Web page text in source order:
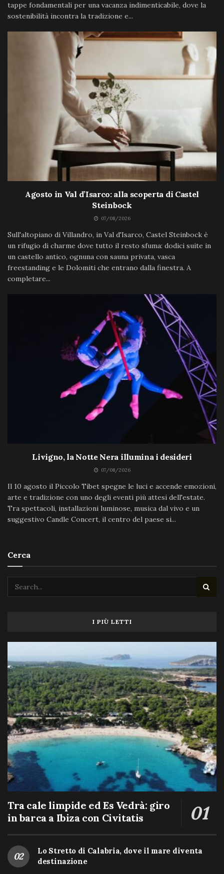
tappe fondamentali per una vacanza indimenticabile, dove la
sostenibilità incontra la tradizione e...
Agosto in Val d’Isarco: alla scoperta di Castel
Steinbock
07/08/2026
Sull'altopiano di Villandro, in Val d'Isarco, Castel Steinbock è
un rifugio di charme dove tutto il resto sfuma: dodici suite in
un castello antico, ognuna con sauna privata, vasca
freestanding e le Dolomiti che entrano dalla finestra. A
completare...
Livigno, la Notte Nera illumina i desideri
07/08/2026
Il 10 agosto il Piccolo Tibet spegne le luci e accende emozioni,
arte e tradizione con uno degli eventi più attesi dell'estate.
Tra spettacoli, installazioni luminose, musica dal vivo e un
suggestivo Candle Concert, il centro del paese si...
Cerca
I PIÙ LETTI
Tra cale limpide ed Es Vedrà: giro
in barca a Ibiza con Civitatis
Lo Stretto di Calabria, dove il mare diventa
destinazione